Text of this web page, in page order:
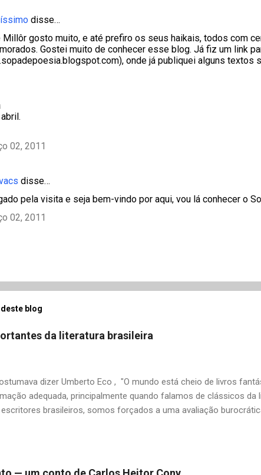
disse…
Millôr gosto muito, e até prefiro os seus haikais, todos com
Gostei muito de conhecer esse blog. Já fiz um link
onde já publiquei alguns textos
02, 2011
disse…
pela visita e seja bem-vindo por aqui, vou lá conhecer o
02, 2011
blog
da literatura brasileira
dizer Umberto Eco , "O mundo está cheio de livros
adequada, principalmente quando falamos de clássicos da
brasileiros, somos forçados a uma avaliação
É surpreendente como uma segunda visita a essas obras, já
nós? A limitação de apenas 20 indicações me forçou a deixar